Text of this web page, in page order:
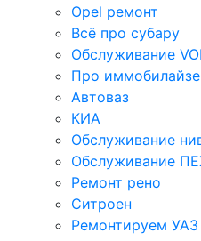
Opel ремонт
Всё про субару
Обслуживание
Про
Автоваз
КИА
Обслуживание
Обслуживание
Ремонт рено
Ситроен
Ремонтируем УАЗ